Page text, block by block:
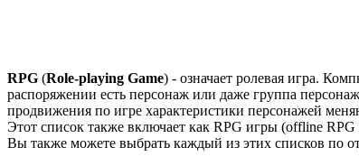
RPG (Role-playing Game) - означает ролевая игра.
распоряжении есть персонаж или даже группа
продвижения по игре характеристики персонажей
Этот список также включает как RPG игры (offline
Вы также можете выбрать каждый из этих списков по